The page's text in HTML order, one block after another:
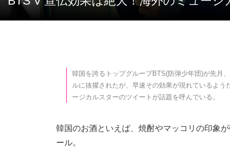
韓国を誇るトップグループBTS(防弾少年団)が先月
ルに抜擢されたが、早速その効果が現れているよ
ージカルスターのツイートが話題を呼んでいる。
韓国のお酒といえば、焼酎やマッコリの印象
ール。